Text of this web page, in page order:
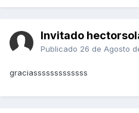
Invitado
Publicado 26 de Agosto
graciasssssssssssss